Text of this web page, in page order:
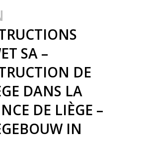
SA –
DE
DANS LA
DE LIÈGE –
IN